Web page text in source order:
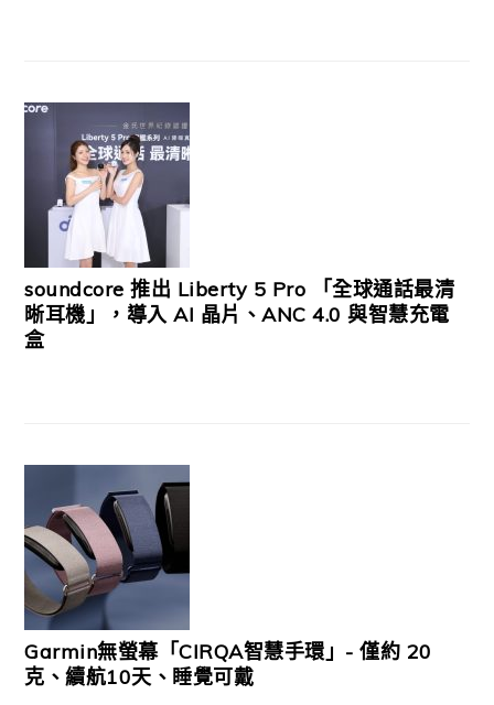
soundcore 推出 Liberty 5 Pro 「全球通話最清
晰耳機」，導入 AI 晶片、ANC 4.0 與智慧充電
盒
Garmin無螢幕「CIRQA智慧手環」- 僅約 20
克、續航10天、睡覺可戴